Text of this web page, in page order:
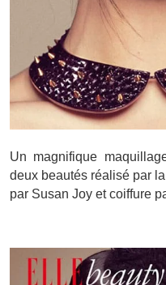
Un magnifique
deux beautés réalisé par
par Susan Joy et coiffure